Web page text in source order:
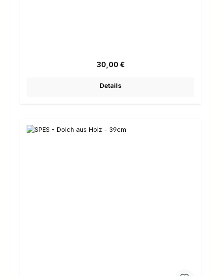
Regulärer Preis:
30,00 €
Details